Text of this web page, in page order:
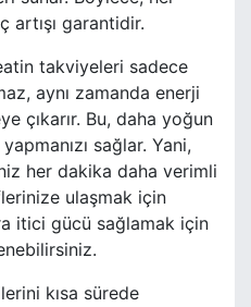
artışı garantidir.
takviyeleri sadece
aynı zamanda enerji
çıkarır. Bu, daha yoğun
sağlar. Yani,
her dakika daha verimli
ulaşmak için
itici gücü sağlamak için
kısa sürede